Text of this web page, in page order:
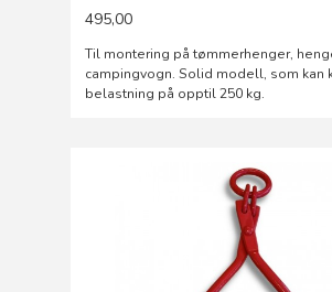
495,00
Til montering på tømmerhenger,
campingvogn. Solid modell, som kan
belastning på opptil 250 kg.